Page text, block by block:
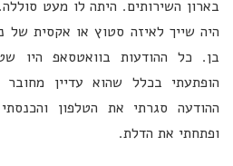
בארון השירותים. היתה לו מעט
היה שייך לאיזה סטוץ או אקסית של
בן. כל ההודעות בוואטסאפ היו
הופתעתי בכלל שהוא עדיין
ההודעה סגרתי את הטלפון
ופתחתי את הדלת.